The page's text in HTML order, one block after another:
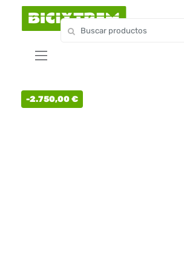
-2.750,00€